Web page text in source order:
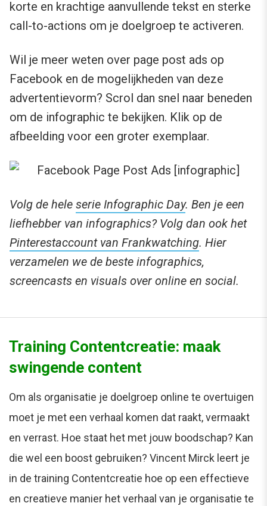
korte en krachtige aanvullende tekst en sterke
call-to-actions om je doelgroep te activeren.
Wil je meer weten over page post ads op
Facebook en de mogelijkheden van deze
advertentievorm? Scrol dan snel naar beneden
om de infographic te bekijken. Klik op de
afbeelding voor een groter exemplaar.
Volg de hele serie Infographic Day. Ben je een
liefhebber van infographics? Volg dan ook het
Pinterestaccount van Frankwatching. Hier
verzamelen we de beste infographics,
screencasts en visuals over online en social.
Training Contentcreatie: maak
swingende content
Om als organisatie je doelgroep online te overtuigen
moet je met een verhaal komen dat raakt, vermaakt
en verrast. Hoe staat het met jouw boodschap? Kan
die wel een boost gebruiken? Vincent Mirck leert je
in de training Contentcreatie hoe op een effectieve
en creatieve manier het verhaal van je organisatie te